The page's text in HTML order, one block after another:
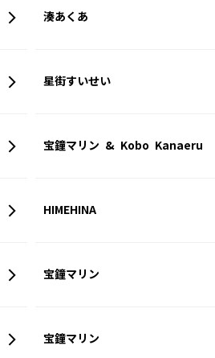
湊あくあ
星街すいせい
宝鐘マリン & Kobo Kanaeru
HIMEHINA
宝鐘マリン
宝鐘マリン